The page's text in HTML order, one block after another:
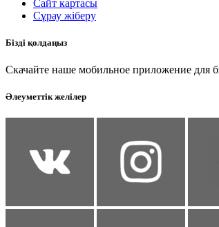
Сайт картасы
Сұрау жіберу
Бізді қолдаңыз
Скачайте наше мобильное приложение для
Әлеуметтік желілер